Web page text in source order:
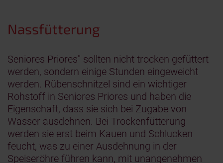
Nassfütterung
Seniores Priores" sollten nicht trocken gefüttert
werden, sondern einige Stunden eingeweicht
werden. Rübenschnitzel sind ein wichtiger
Rohstoff in Seniores Priores und haben die
Eigenschaft, dass sie sich bei Zugabe von
Wasser ausdehnen. Bei Trockenfütterung
werden sie erst beim Kauen und Schlucken
feucht, was zu einer Ausdehnung in der
Speiseröhre führen kann, mit unangenehmen